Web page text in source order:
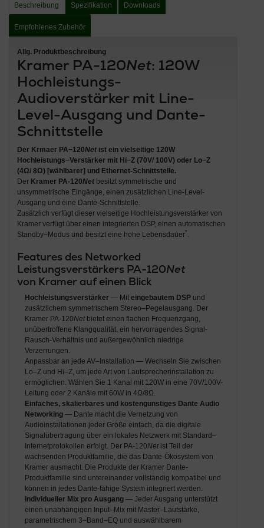
Beschreibung Spezifikation Downloads
Empfohlenes Zubehör
Allg. Produktbeschreibung
Kramer PA-120Net: 120W
Hochleistungs-
Audioverstärker mit Line-
Level-Ausgang und Dante-
Schnittstelle
Der Krmaer PA−120Netist ein vielseitige 120W
Hochleistungs−Verstärkermit Hi−Z (70V/ 100V) oder Lo−Z
(4Ω/ 8Ω) [wählbarer] und Ethernet-Schnittstelle.
Der Kramer PA-120Netbesitzt symmetrische und
unsymmetrische Eingänge, einen zusätzlichen Line-Level-
Ausgang und eine Dante-Schnittstelle.
Zusätzlich verfügt dieser vielseitige Hochleistungsverstärker von
Kramer verfügt über einen integrierten DSP, einen automatischen
Standby−Modus und besitzt eine hohe Lebensdauer*
Features des Networked
Leistungsverstärkers PA-120Net
von Kramer auf einen Blick
Hochleistungsverstärker— Mit eingebautem DSPund
zusätzlichem symmetrischem Stereo–Pegelausgang. Der
Kramer PA-120Netbietet einen flachen Frequenzgang,
unübertroffene Klangqualität, ein hervorragendes Signal-
Rausch-Verhältnis und außergewöhnlich niedrige
Verzerrungen.
Anpassbar an jede AV–Installation — Wechseln Sie zwischen
Lo–Z und Hi–Z, um jede Art von Lautsprecherinstallation zu
ermöglichen. Wählen Sie 1 Kanal mit 120W in eine 70V/100V-
Leitung oder 2 Kanäle mit 60W in 4Ω/8Ω.
Einfaches, skalierbares und kostengünstiges Dante Audio
Networking— Dante macht die Vernetzung von
Audioinstallationen jeder Größe einfach, da die digitale
Signalübertragung über ein lokales Netzwerk mit Standard–
Internetprotokollen erfolgt. Der PA-120Netist Teil der
wachsenden Produktfamilie, die das Dante-Ökosystem von
Kramer ausmacht. Die Produkte der Kramer Dante-
Produktfamilie sind untereinander vollständig kompatibel und
können in jedes Dante-fähige System integriert werden.
Individueller Mix pro Ausgang— Jeder Ausgang unterstützt
einen unabhängigen Input–Mix mit Master–Lautstärke,
parametrischem 3–Band–EQ und auswählbarem